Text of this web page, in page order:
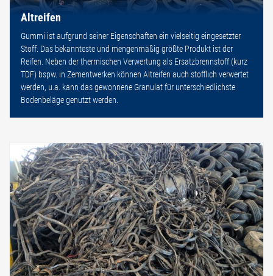
Altreifen
Gummi ist aufgrund seiner Eigenschaften ein vielseitig eingesetzter
Stoff. Das bekannteste und mengenmäßig größte Produkt ist der
Reifen. Neben der thermischen Verwertung als Ersatzbrennstoff (kurz
TDF) bspw. in Zementwerken können Altreifen auch stofflich verwertet
werden, u.a. kann das gewonnene Granulat für unterschiedlichste
Bodenbeläge genutzt werden.